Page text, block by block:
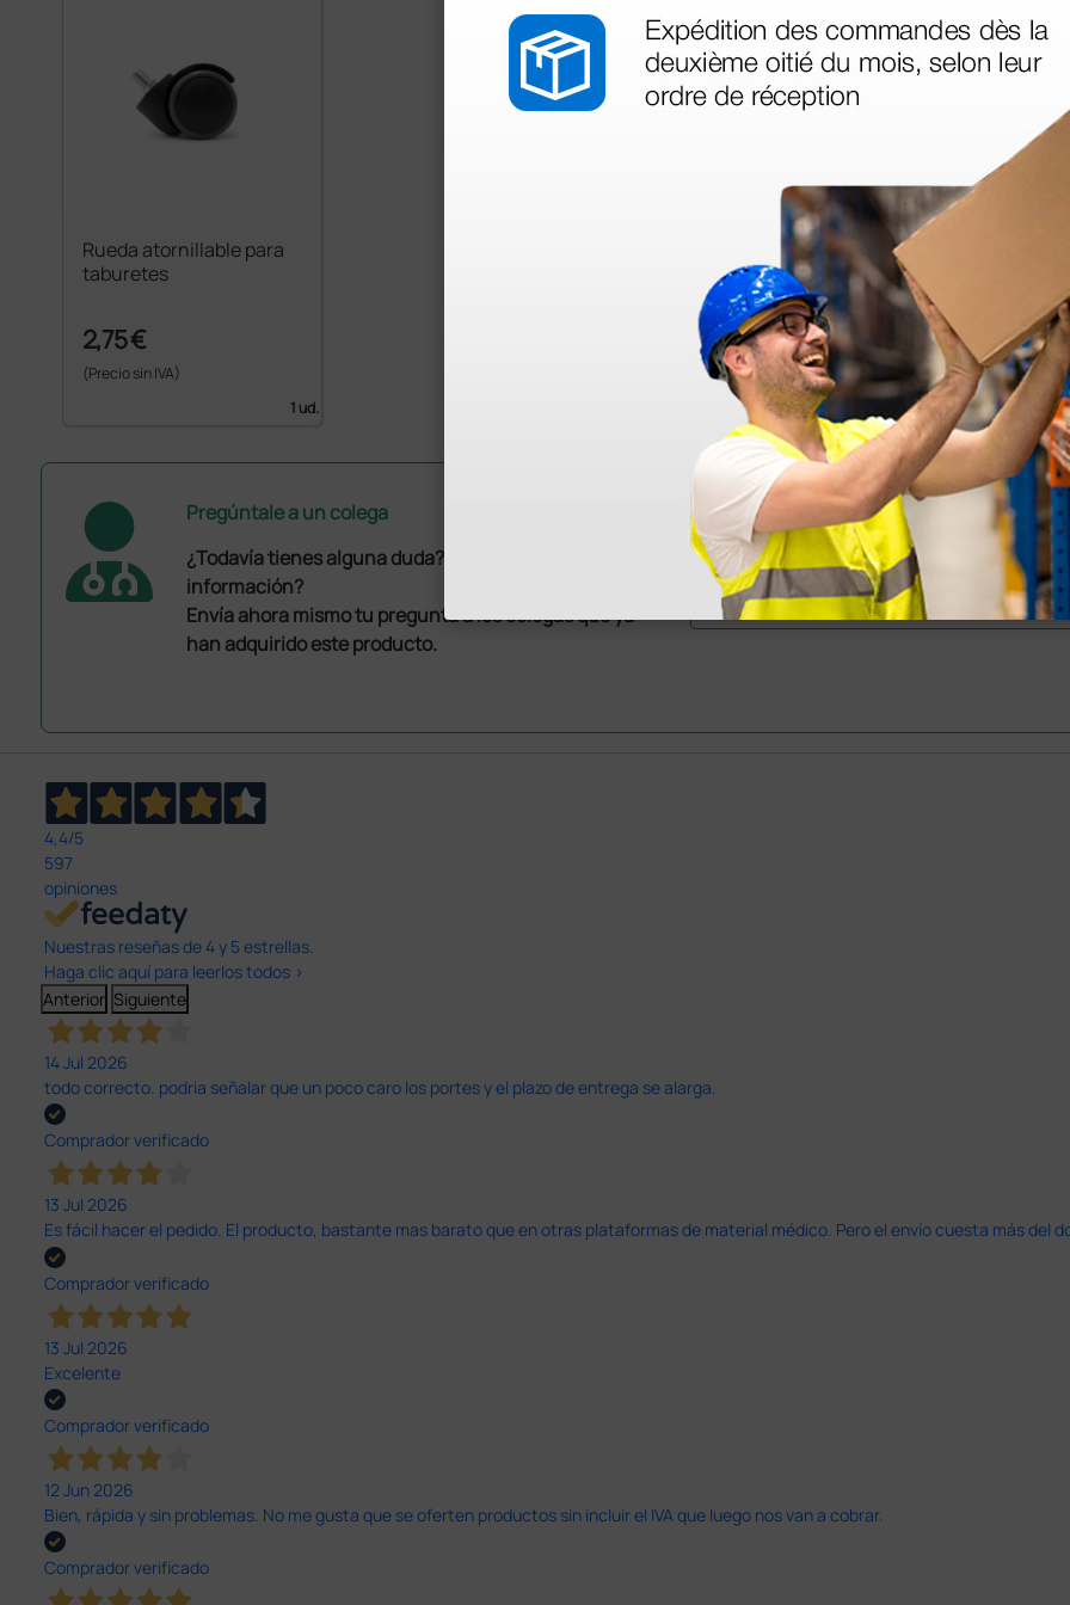
Rueda atornillable para
taburetes
2,75 €
(Precio sin IVA)
1 ud.
Pregúntale a un colega
¿Todavía tienes alguna duda? ¿Necesitas más
información?
Envía ahora mismo tu pregunta a los colegas que ya
han adquirido este producto.
4,4/5
597
opiniones
Nuestras reseñas de 4 y 5 estrellas.
Haga clic aquí para leerlos todos >
Anterior Siguiente
14 Jul 2026
todo correcto. podria señalar que un poco caro los portes y el plazo de entrega se alarga.
Comprador verificado
13 Jul 2026
Es fácil hacer el pedido. El producto, bastante mas barato que en otras plataformas de material médico. Pero el envío cuesta más del
Comprador verificado
13 Jul 2026
Excelente
Comprador verificado
12 Jun 2026
Bien, rápida y sin problemas. No me gusta que se oferten productos sin incluir el IVA que luego nos van a cobrar.
Comprador verificado